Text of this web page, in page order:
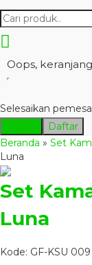
Oops,
Selesaikan
Daftar
Beranda » Set
Luna
Set
Luna
Kode: GF-KSU 009